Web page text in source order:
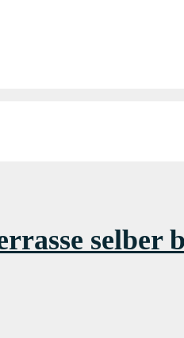
selber